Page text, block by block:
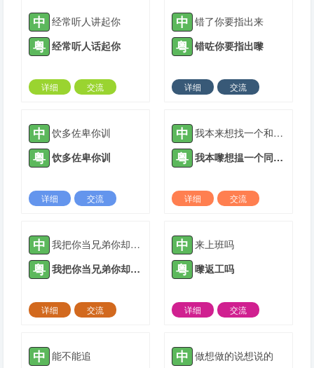
中 经常听人讲起你
粤 经常听人话起你
详细
交流
中 错了你要指出来
粤 错咗你要指出嚟
详细
交流
中 饮多佐卑你训
粤 饮多佐卑你训
详细
交流
中 我本来想找一个和你完全不一样的人，却发现我不知道什么时候变成了你
粤 我本嚟想揾一个同你完全唔一样嘅人，却发现我唔知道几时变成了你
详细
交流
中 我把你当兄弟你却和我谈钱
粤 我把你当兄弟你却和我谈钱
详细
交流
中 来上班吗
粤 嚟返工吗
详细
交流
中 能不能追 中 做想做的说想说的